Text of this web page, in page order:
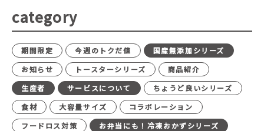
category
期間限定 今週のトクだ値
国産無添加シリーズ
お知らせ
トースターシリーズ
商品紹介
生産者
サービスについて
ちょうど良いシリーズ
食材
大容量サイズ
コラボレーション
フードロス対策
お弁当にも！冷凍おかずシリーズ